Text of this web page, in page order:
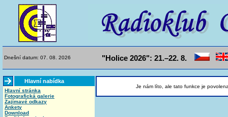
Dnešní datum: 07. 08. 2026 "Holice 2026": 21.–22. 8.
Hlavní nabídka
Hlavní stránka
Fotografická galerie
Zajímavé odkazy
Ankety
Download
Je nám líto, ale tato funkce je